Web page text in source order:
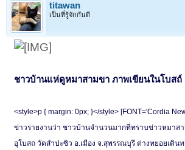
titawan
เป็นที่รู้จักกันดี
ชาวบ้านแห่ดูหมาสามขา ภาพเขียนในโบสถ์
<style>p { margin: 0px; }</style> [FONT=′Cordia
ข่าวรายงานว่า ชาวบ้านจำนวนมากที่ทราบข่าวหมาส
อุโบสถ วัดสำปะซิว อ.เมือง จ.สุพรรณบุรี ต่างทยอยเดิน